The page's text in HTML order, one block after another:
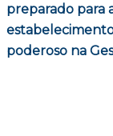
preparado para
poderoso na